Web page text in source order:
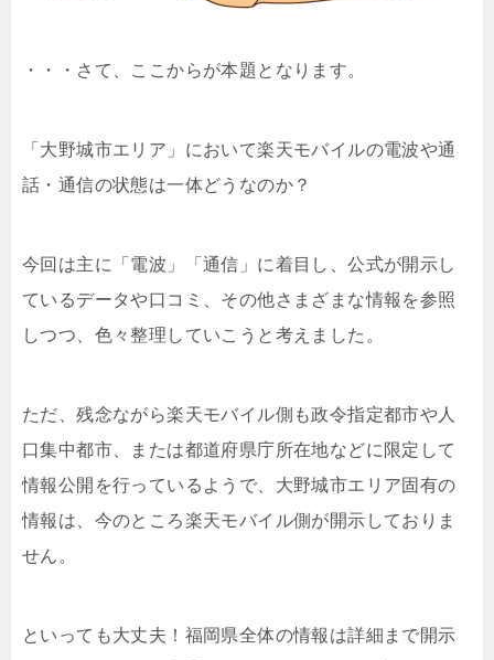
・・・さて、ここからが本題となります。
「大野城市エリア」において楽天モバイルの電波や通
話・通信の状態は一体どうなのか？
今回は主に「電波」「通信」に着目し、公式が開示し
ているデータや口コミ、その他さまざまな情報を参照
しつつ、色々整理していこうと考えました。
ただ、残念ながら楽天モバイル側も政令指定都市や人
口集中都市、または都道府県庁所在地などに限定して
情報公開を行っているようで、大野城市エリア固有の
情報は、今のところ楽天モバイル側が開示しておりま
せん。
といっても大丈夫！福岡県全体の情報は詳細まで開示